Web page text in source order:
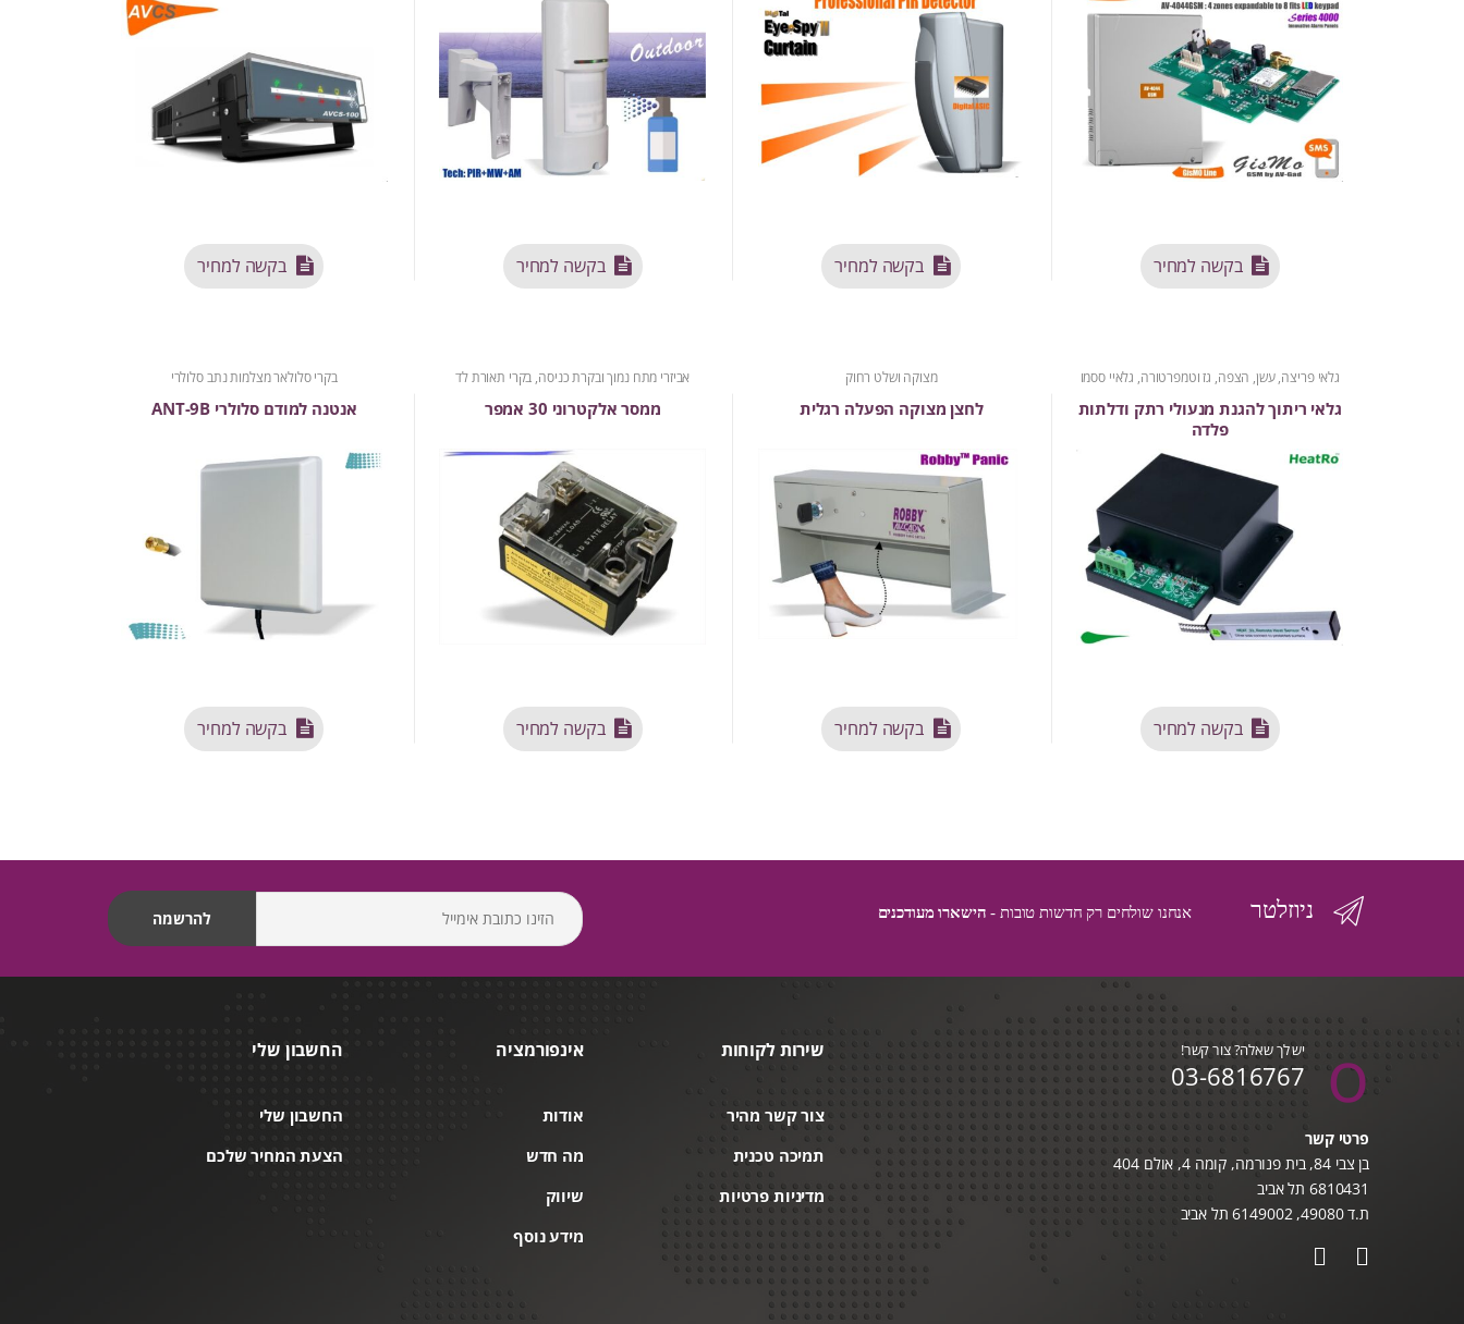
בקשה למחיר בקשה למחיר בקשה למחיר בקשה למחיר
גלאי פריצה, עשן, הצפה, גז וטמפרטורה, גלאיי ססמו
גלאי ריתוך להגנת מנעולי רתק ודלתות
פלדה
בקשה למחיר
מצוקה ושלט רחוק
לחצן מצוקה הפעלה רגלית
בקשה למחיר
אביזרי מתח נמוך ובקרת כניסה, בקרי תאורת לד
ממסר אלקטרוני 30 אמפר
בקשה למחיר
בקרי סלולאר מצלמות נתב סלולרי
אנטנה למודם סלולרי ANT-9B
בקשה למחיר
ניוזלטר אנחנו שולחים רק חדשות טובות - הישארו מעודכנים
שירות לקוחות
צור קשר מהיר
תמיכה טכנית
מדיניות פרטיות
אינפורמציה
אודות
מה חדש
שיווק
מידע נוסף
החשבון שלי
החשבון שלי
הצעת המחיר שלכם
יש לך שאלה? צור קשר!
03-6816767
פרטי קשר
בן צבי 84, בית פנורמה, קומה 4, אולם 404
6810431 תל אביב
ת.ד 49080, 6149002 תל אביב